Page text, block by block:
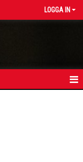
LOGGA IN